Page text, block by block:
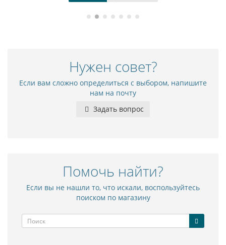
Нужен совет?
Если вам сложно определиться с выбором, напишите
нам на почту
Задать вопрос
Помочь найти?
Если вы не нашли то, что искали, воспользуйтесь
поиском по магазину